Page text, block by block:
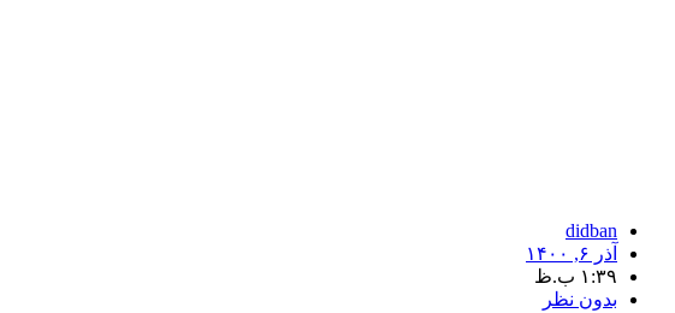
didban
آذر ۶, ۱۴۰۰
۱:۳۹ ب.ظ
بدون نظر